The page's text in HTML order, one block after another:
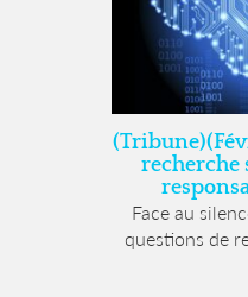
recherche
Face au
questions de